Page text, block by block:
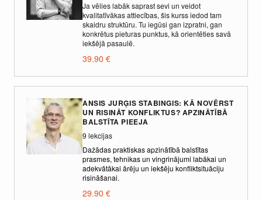
Ja vēlies labāk saprast sevi un veidot
kvalitatīvākas attiecības, šis kurss iedod tam
skaidru struktūru. Tu iegūsi gan izpratni, gan
konkrētus pieturas punktus, kā orientēties savā
iekšējā pasaulē.
39.90 €
ANSIS JURĢIS STABINGIS: KĀ NOVĒRST
UN RISINĀT KONFLIKTUS? APZINĀTĪBĀ
BALSTĪTA PIEEJA
9 lekcijas
Dažādas praktiskas apzinātībā balstītas
prasmes, tehnikas un vingrinājumi labākai un
adekvātākai ārēju un iekšēju konfliktsituāciju
risināšanai.
29.90 €